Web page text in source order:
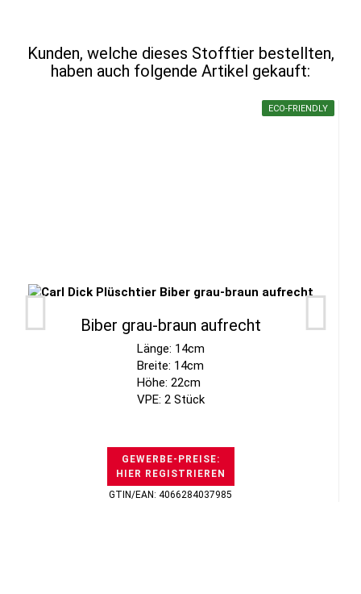
Kunden, welche dieses Stofftier bestellten,
haben auch folgende Artikel gekauft:
ECO-FRIENDLY
Biber grau-braun aufrecht
Länge: 14cm
Breite: 14cm
Höhe: 22cm
VPE: 2 Stück
GEWERBE-PREISE:
HIER REGISTRIEREN
GTIN/EAN: 4066284037985